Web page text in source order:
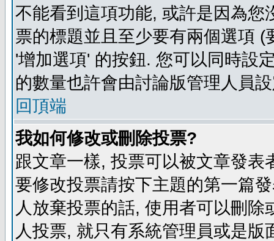
不能看到這項功能, 或許是因為
票的標題並且至少要有兩個選項
'增加選項' 的按鈕. 您可以同時設
的數量也許會由討論版管理人員
回頂端
我如何修改或刪除投票?
跟文章一樣, 投票可以被文章發
要修改投票請按下主題的第一篇
人放棄投票的話, 使用者可以刪
人投票, 就只有系統管理員或是